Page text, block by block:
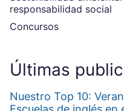
responsabilidad social
Concursos
Últimas
Nuestro Top 10: